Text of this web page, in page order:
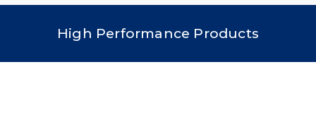
High Performance Products